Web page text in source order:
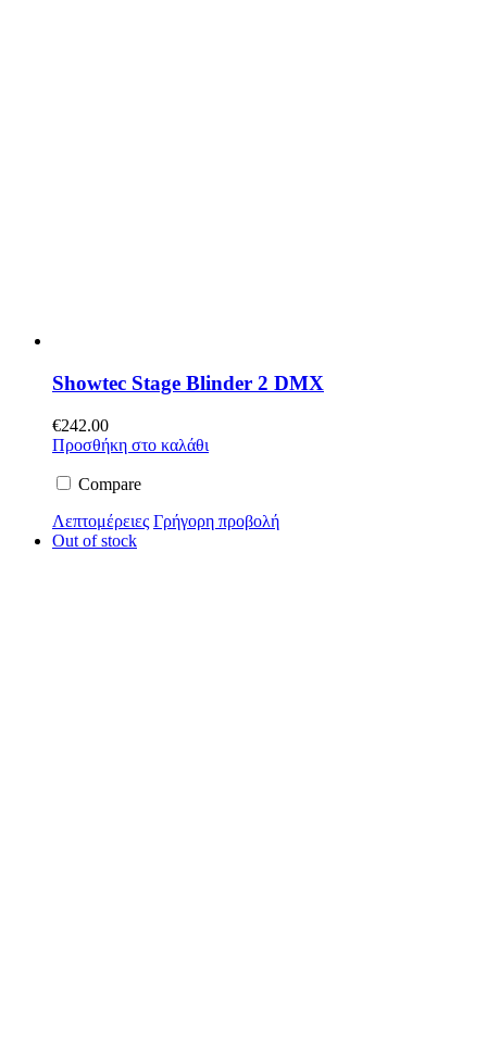
Showtec Stage Blinder 2 DMX
€242.00
Προσθήκη στο καλάθι
Compare
Λεπτομέρειες Γρήγορη προβολή
Out of stock